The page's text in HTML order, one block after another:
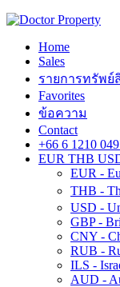
Home
Sales
รายการทรัพ
Favorites
ข้อความ
Contact
+66 6 1210
EUR THB
EUR -
THB -
USD -
GBP -
CNY -
RUB -
ILS -
AUD -